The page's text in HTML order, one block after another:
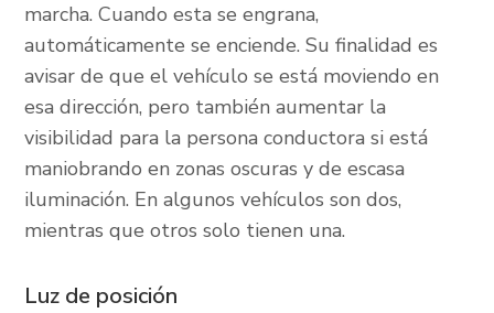
marcha. Cuando esta se engrana,
automáticamente se enciende. Su finalidad es
avisar de que el vehículo se está moviendo en
esa dirección, pero también aumentar la
visibilidad para la persona conductora si está
maniobrando en zonas oscuras y de escasa
iluminación. En algunos vehículos son dos,
mientras que otros solo tienen una.
Luz de posición